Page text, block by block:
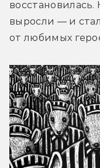
выросли — и
от любимых